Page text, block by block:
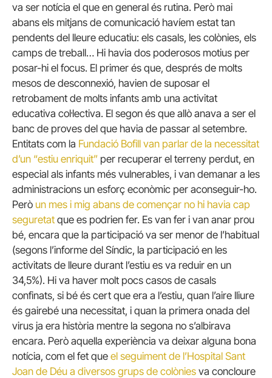
va ser notícia el que en general és rutina. Però mai
abans els mitjans de comunicació havíem estat tan
pendents del lleure educatiu: els casals, les colònies, els
camps de treball… Hi havia dos poderosos motius per
posar-hi el focus. El primer és que, després de molts
mesos de desconnexió, havien de suposar el
retrobament de molts infants amb una activitat
educativa col·lectiva. El segon és que allò anava a ser el
banc de proves del que havia de passar al setembre.
Entitats com la Fundació Bofill van parlar de la necessitat
d’un “estiu enriquit” per recuperar el terreny perdut, en
especial als infants més vulnerables, i van demanar a les
administracions un esforç econòmic per aconseguir-ho.
Però un mes i mig abans de començar no hi havia cap
seguretat que es podrien fer. Es van fer i van anar prou
bé, encara que la participació va ser menor de l’habitual
(segons l’informe del Síndic, la participació en les
activitats de lleure durant l’estiu es va reduir en un
34,5%). Hi va haver molt pocs casos de casals
confinats, si bé és cert que era a l’estiu, quan l’aire lliure
és gairebé una necessitat, i quan la primera onada del
virus ja era història mentre la segona no s’albirava
encara. Però aquella experiència va deixar alguna bona
notícia, com el fet que el seguiment de l’Hospital Sant
Joan de Déu a diversos grups de colònies va concloure